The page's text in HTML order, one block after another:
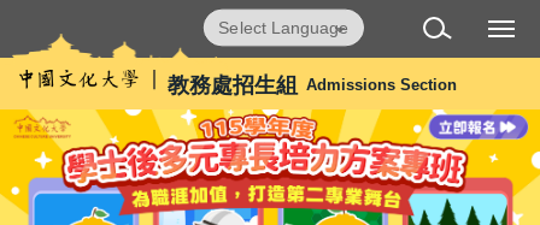
到
主
要
內
區
教務處招生組 Admissions Section
Translate